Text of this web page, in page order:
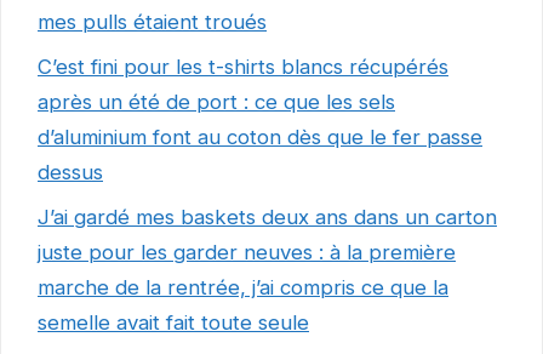
mes pulls étaient troués
C’est fini pour les t-shirts blancs récupérés
après un été de port : ce que les sels
d’aluminium font au coton dès que le fer passe
dessus
J’ai gardé mes baskets deux ans dans un carton
juste pour les garder neuves : à la première
marche de la rentrée, j’ai compris ce que la
semelle avait fait toute seule